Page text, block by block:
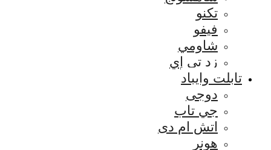
تكنو
فيفو
شاومي
زد تي إي
تابلت وايباد
دوجى
جي تاب
اتش ام دى
هونر